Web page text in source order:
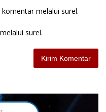
melalui surel.
surel.